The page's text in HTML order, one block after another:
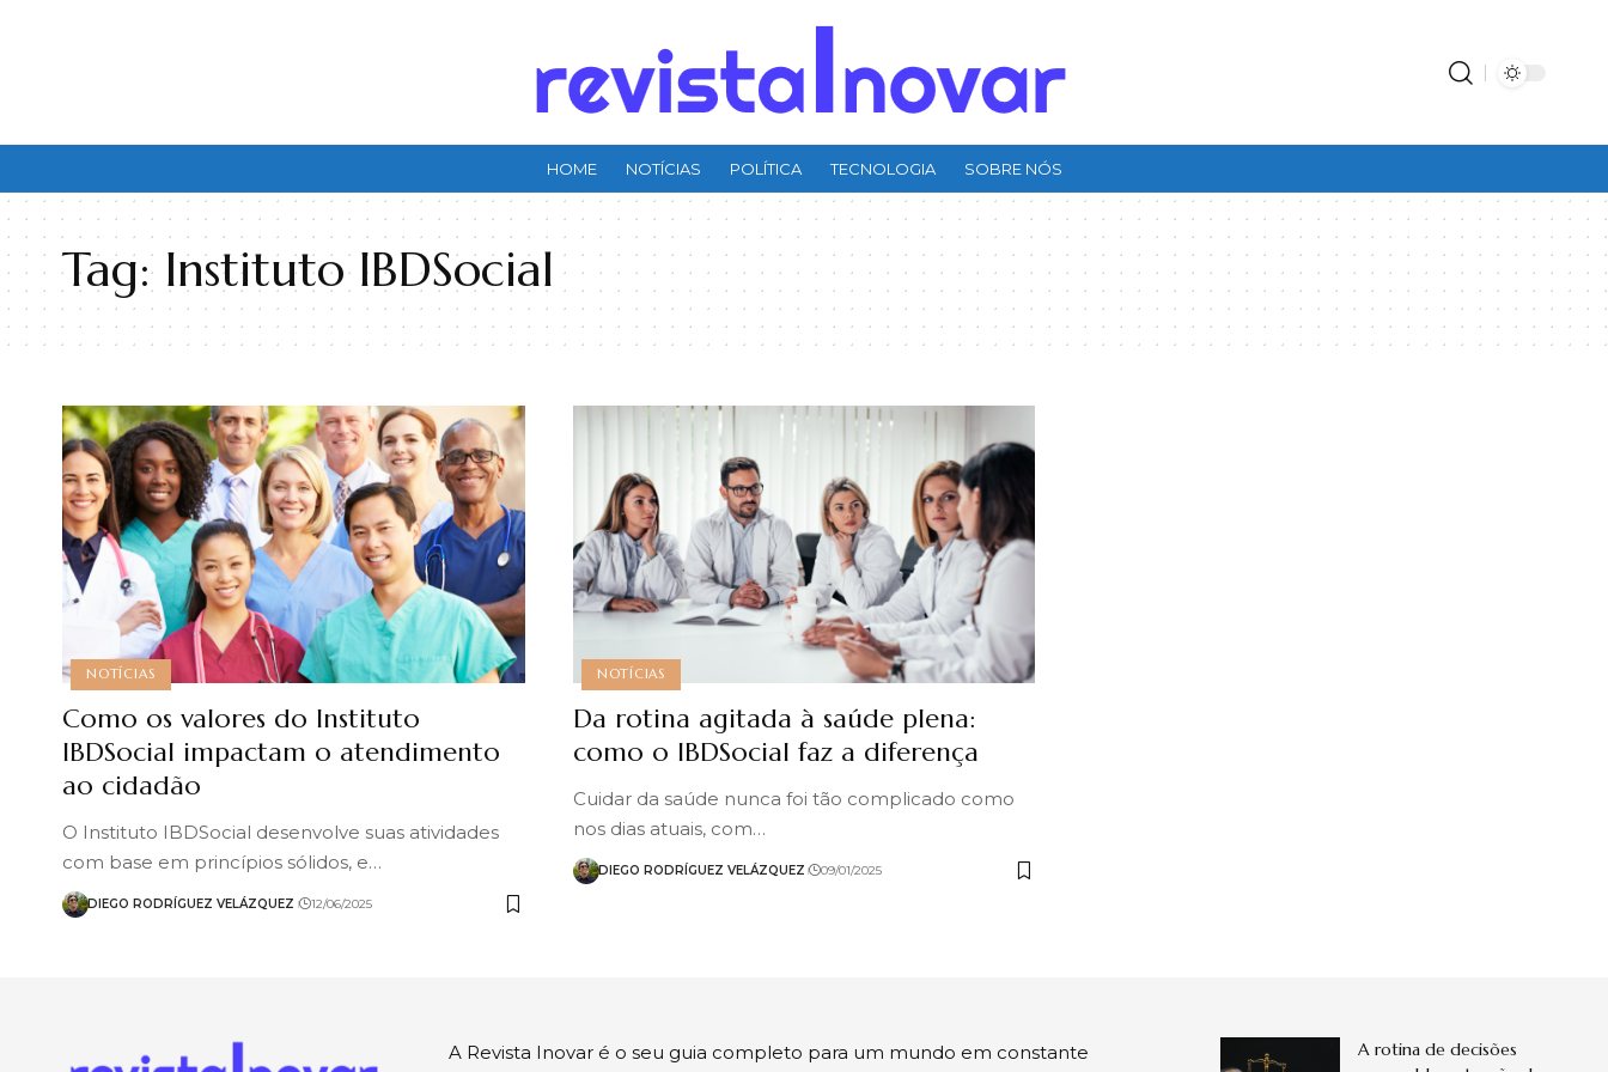
HOME NOTÍCIAS POLÍTICA TECNOLOGIA SOBRE NÓS
Tag: Instituto IBDSocial
NOTÍCIAS
Como os valores do Instituto
IBDSocial impactam o atendimento
ao cidadão
O Instituto IBDSocial desenvolve suas atividades
com base em princípios sólidos, e…
DIEGO RODRÍGUEZ VELÁZQUEZ 12/06/2025
NOTÍCIAS
Da rotina agitada à saúde plena:
como o IBDSocial faz a diferença
Cuidar da saúde nunca foi tão complicado como
nos dias atuais, com…
DIEGO RODRÍGUEZ VELÁZQUEZ 09/01/2025
A Revista Inovar é o seu guia completo para um mundo em constante
A rotina de decisões